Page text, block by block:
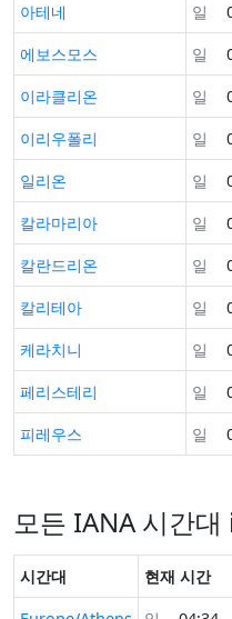
아테네
일
에보스모스
일
이라클리온
일
이리우폴리
일
일리온
일
칼라마리아
일
칼란드리온
일
칼리테아
일
케라치니
일
페리스테리
일
피레우스
일
모든 IANA 시간
시간대
현재 시간